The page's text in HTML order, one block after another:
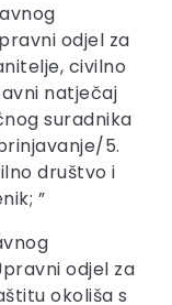
odjel za
civilno
natječaj
suradnika
5.
društvo i
”
odjel za
okoliša s